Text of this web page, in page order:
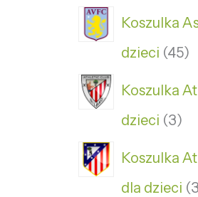
Koszulka
dzieci 45
Koszulka
dzieci 3
Koszulka
dla dzieci